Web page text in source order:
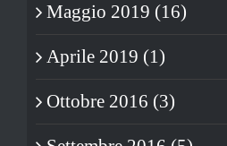
Maggio 2019 (16)
Aprile 2019 (1)
Ottobre 2016 (3)